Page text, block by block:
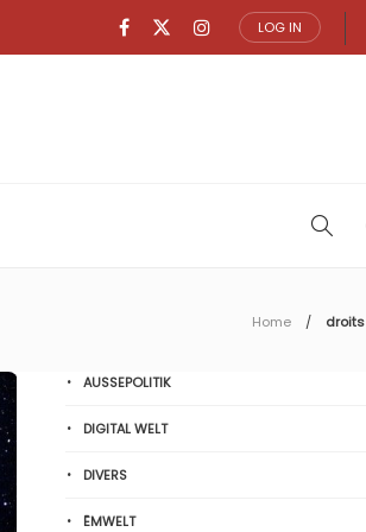
LOG IN
Home droits
AUSSEPOLITIK
DIGITAL WELT
DIVERS
ËMWELT